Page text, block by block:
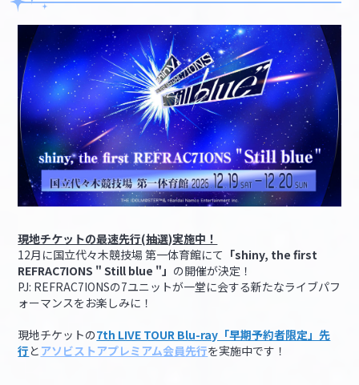
現地チケットの最速先行(抽選)実施中！
12月に国立代々木競技場 第一体育館にて 「shiny, the first
REFRAC7IONS " Still blue "」 の開催が決定！
PJ: REFRAC7IONSの7ユニットが一堂に会する新たなライブパフ
ォーマンスをお楽しみに！
現地チケットの7th LIVE TOUR Blu-ray「早期予約者限定」先
行と アソビストアプレミアム会員先行を実施中です！